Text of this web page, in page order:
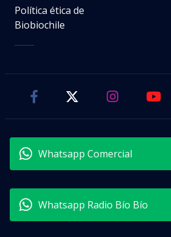
Política ética de
Biobiochile
Whatsapp Comercial
Whatsapp Radio Bío Bío